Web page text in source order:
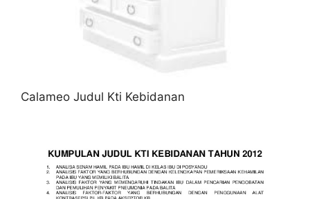
Calameo Judul Kti Kebidanan